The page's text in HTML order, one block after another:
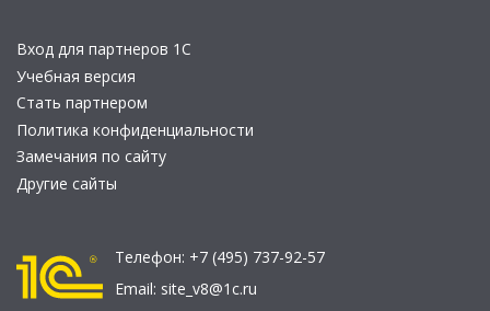
Вход для партнеров 1С
Учебная версия
Стать партнером
Политика конфиденциальности
Замечания по сайту
Другие сайты
Телефон: +7 (495) 737-92-57
Email: site_v8@1c.ru